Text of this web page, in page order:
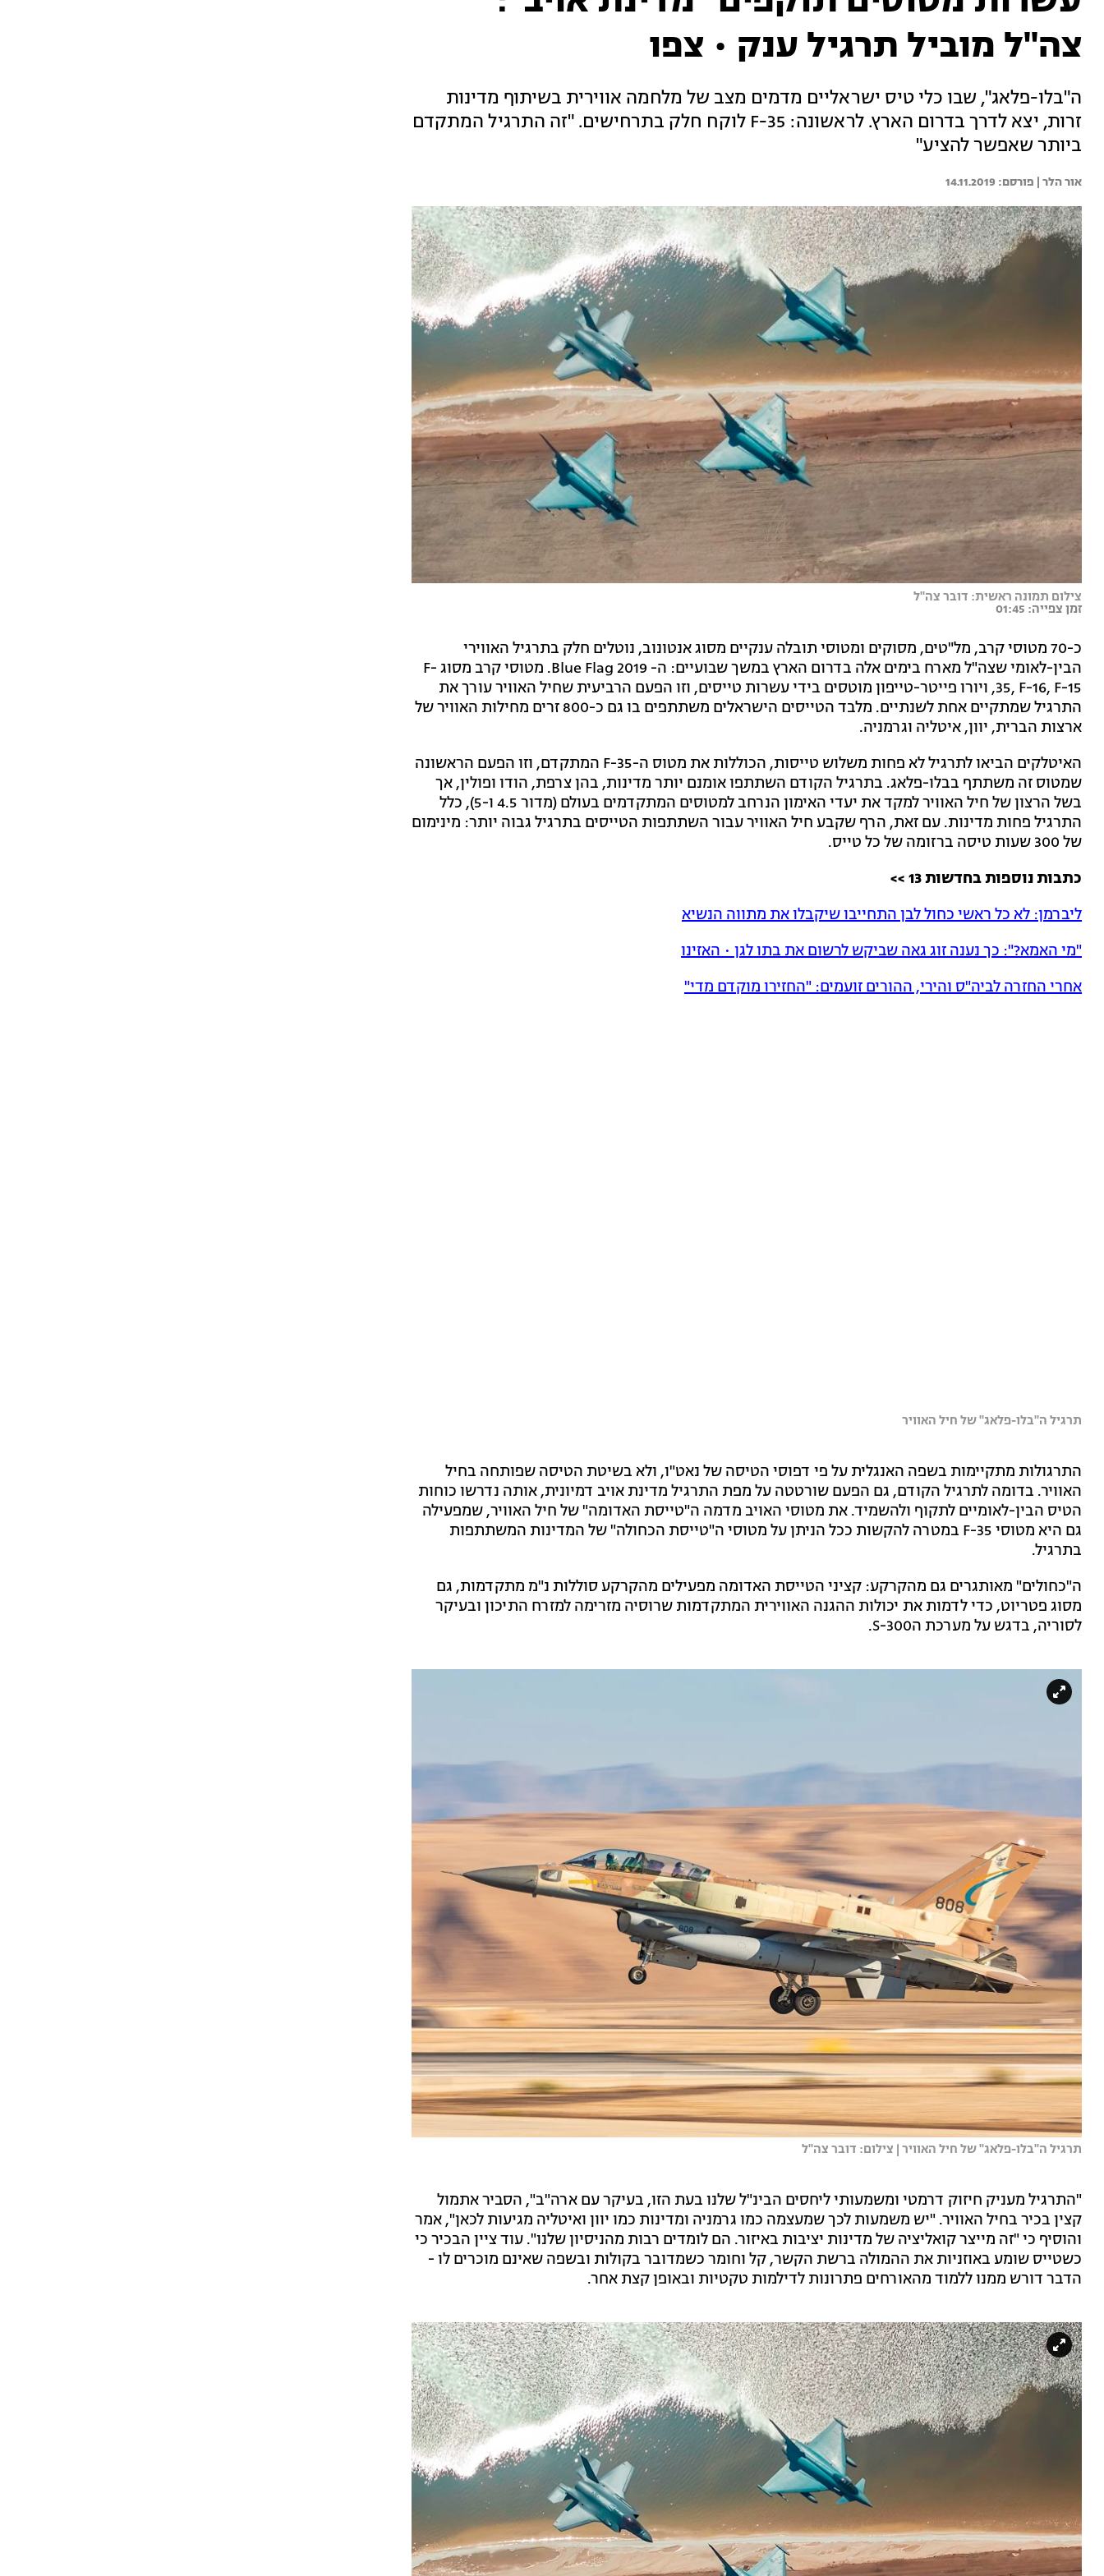
צה"ל מוביל תרגיל ענק • צפו
ה"בלו-פלאג", שבו כלי טיס ישראליים מדמים מצב של מלחמה אווירית בשיתוף מדינות
זרות, יצא לדרך בדרום הארץ. לראשונה: F-35 לוקח חלק בתרחישים. "זה התרגיל המתקדם
ביותר שאפשר להציע"
אור הלר | 14.11.2019
צילום תמונה ראשית: דובר צה"ל
זמן צפייה: 01:45
כ-70 מטוסי קרב, מל"טים, מסוקים ומטוסי תובלה ענקיים מסוג אנטונוב, נוטלים חלק בתרגיל האווירי
הבין-לאומי שצה"ל מארח בימים אלה בדרום הארץ במשך שבועיים: ה- Blue Flag 2019. מטוסי קרב מסוג F-
35, F-16, F-15, ויורו פייטר-טייפון מוטסים בידי עשרות טייסים, וזו הפעם הרביעית שחיל האוויר עורך את
התרגיל שמתקיים אחת לשנתיים. מלבד הטייסים הישראלים משתתפים בו גם כ-800 זרים מחילות האוויר של
ארצות הברית, יוון, איטליה וגרמניה.
האיטלקים הביאו לתרגיל לא פחות משלוש טייסות, הכוללות את מטוס ה-F-35 המתקדם, וזו הפעם הראשונה
שמטוס זה משתתף בבלו-פלאג. בתרגיל הקודם השתתפו אומנם יותר מדינות, בהן צרפת, הודו ופולין, אך
בשל הרצון של חיל האוויר למקד את יעדי האימון הנרחב למטוסים המתקדמים בעולם (מדור 4.5 ו-5), כלל
התרגיל פחות מדינות. עם זאת, הרף שקבע חיל האוויר עבור השתתפות הטייסים בתרגיל גבוה יותר: מינימום
של 300 שעות טיסה ברזומה של כל טייס.
כתבות נוספות בחדשות 13 >>
ליברמן: לא כל ראשי כחול לבן התחייבו שיקבלו את מתווה הנשיא
"מי האמא?": כך נענה זוג גאה שביקש לרשום את בתו לגן • האזינו
אחרי החזרה לביה"ס והירי, ההורים זועמים: "החזירו מוקדם מדי"
תרגיל ה"בלו-פלאג" של חיל האוויר
התרגולות מתקיימות בשפה האנגלית על פי דפוסי הטיסה של נאט"ו, ולא בשיטת הטיסה שפותחה בחיל
האוויר. בדומה לתרגיל הקודם, גם הפעם שורטטה על מפת התרגיל מדינת אויב דמיונית, אותה נדרשו כוחות
הטיס הבין-לאומיים לתקוף ולהשמיד. את מטוסי האויב מדמה ה"טייסת האדומה" של חיל האוויר, שמפעילה
גם היא מטוסי F-35 במטרה להקשות ככל הניתן על מטוסי ה"טייסת הכחולה" של המדינות המשתתפות
בתרגיל.
ה"כחולים" מאותגרים גם מהקרקע: קציני הטייסת האדומה מפעילים מהקרקע סוללות נ"מ מתקדמות, גם
מסוג פטריוט, כדי לדמות את יכולות ההגנה האווירית המתקדמות שרוסיה מזרימה למזרח התיכון ובעיקר
לסוריה, בדגש על מערכת הS-300.
תרגיל ה''בלו-פלאג'' של חיל האוויר | צילום: דובר צה''ל
"התרגיל מעניק חיזוק דרמטי ומשמעותי ליחסים הבינ"ל שלנו בעת הזו, בעיקר עם ארה"ב", הסביר אתמול
קצין בכיר בחיל האוויר. "יש משמעות לכך שמעצמה כמו גרמניה ומדינות כמו יוון ואיטליה מגיעות לכאן", אמר
והוסיף כי "זה מייצר קואליציה של מדינות יציבות באיזור. הם לומדים רבות מהניסיון שלנו". עוד ציין הבכיר כי
כשטייס שומע באוזניות את ההמולה ברשת הקשר, קל וחומר כשמדובר בקולות ובשפה שאינם מוכרים לו -
הדבר דורש ממנו ללמוד מהאורחים פתרונות לדילמות טקטיות ובאופן קצת אחר.